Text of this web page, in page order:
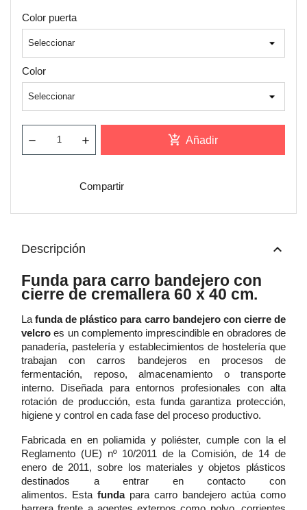
Color puerta
Color
add_shopping_cart Añadir
Compartir
Descripción keyboard_arrow_up
Funda para carro bandejero con
cierre de cremallera 60 x 40 cm.
Lafunda de plástico para carro bandejero con cierre de
velcro es un complemento imprescindible en obradores de
panadería, pastelería y establecimientos de hostelería que
trabajan con carros bandejeros en procesos de
fermentación, reposo, almacenamiento o transporte
interno. Diseñada para entornos profesionales con alta
rotación de producción, esta funda garantiza protección,
higiene y control en cada fase del proceso productivo.
Fabricada en en poliamida y poliéster, cumple con la el
Reglamento (UE) nº 10/2011 de la Comisión, de 14 de
enero de 2011, sobre los materiales y objetos plásticos
destinados a entrar en contacto con
alimentos. Esta fundapara carro bandejero actúa como